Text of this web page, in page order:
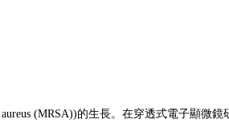
(MRSA))的生長。在穿透式電子顯微